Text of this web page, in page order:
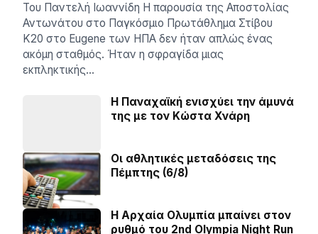
Του Παντελή Ιωαννίδη ​Η παρουσία της Αποστολίας
Αντωνάτου στο Παγκόσμιο Πρωτάθλημα Στίβου
Κ20 στο Eugene των ΗΠΑ δεν ήταν απλώς ένας
ακόμη σταθμός. Ήταν η σφραγίδα μιας
εκπληκτικής…
Η Παναχαϊκή ενισχύει την άμυνά
της με τον Κώστα Χνάρη
Οι αθλητικές μεταδόσεις της
Πέμπτης (6/8)
Η Αρχαία Ολυμπία μπαίνει στον
ρυθμό του 2nd Olympia Night Run